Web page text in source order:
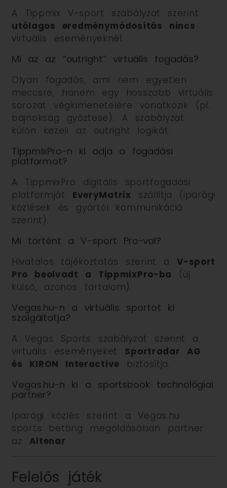
A Tippmix V-sport szabályzat szerint
utólagos eredménymódosítás nincs
virtuális eseményeknél.
Mi az az “outright” virtuális fogadás?
Olyan fogadás, ami nem egyetlen
meccsre, hanem egy hosszabb virtuális
sorozat végkimenetelére vonatkozik (pl.
bajnokság győztese). A szabályzat
külön kezeli az outright logikát.
TippmixPro-n ki adja a fogadási
platformot?
A TippmixPro digitális sportfogadási
platformját EveryMatrix szállítja (iparági
közlések és gyártói kommunikáció
szerint).
Mi történt a V-sport Pro-val?
Hivatalos tájékoztatás szerint aV-sport
Pro beolvadt a TippmixPro-ba (új
külső, azonos tartalom).
Vegas.hu-n a virtuális sportot ki
szolgáltatja?
A Vegas Sports szabályzat szerint a
virtuális eseményeket Sportradar AG
és KIRON Interactive biztosítja.
Vegas.hu-n ki a sportsbook technológiai
partner?
Iparági közlés szerint a Vegas.hu
sports betting megoldásában partner
az Altenar.
Felelős játék